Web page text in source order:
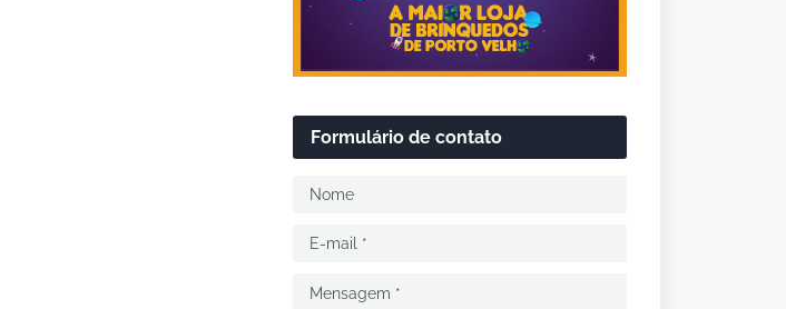
Formulário de contato